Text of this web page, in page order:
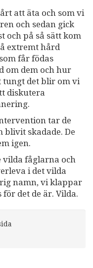
att äta och som vi
och sedan gick
och på så sätt kom
extremt hård
får födas
om dem och hur
tungt det blir om vi
diskutera
tar de
blivit skadade. De
igen.
vilda fåglarna och
i det vilda
namn, vi klappar
för det de är. Vilda.